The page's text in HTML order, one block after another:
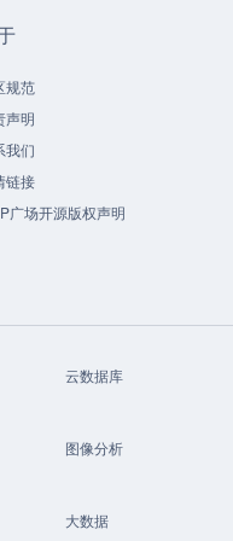
规范
声明
我们
链接
广场开源版权声明
云数据库
图像分析
大数据